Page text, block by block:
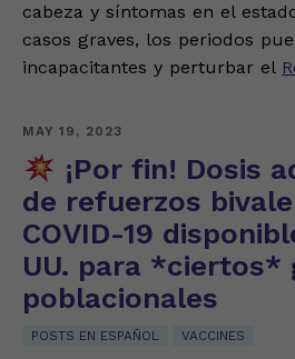
cabeza y síntomas en el
casos graves, los periodos
incapacitantes y perturbar el
MAY 19, 2023
¡Por fin! Dosis
de refuerzos
COVID-19
UU. para *ciertos*
poblacionales
POSTS EN ESPAÑOL VACCINES